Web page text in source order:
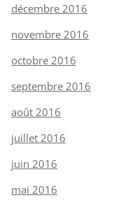
décembre 2016
novembre 2016
octobre 2016
septembre 2016
août 2016
juillet 2016
juin 2016
mai 2016